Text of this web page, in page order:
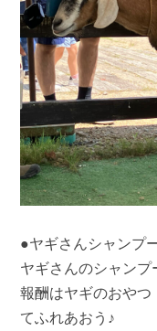
●ヤギさんシャンプ
ヤギさんのシャンプ
報酬はヤギのおや
てふれあおう♪